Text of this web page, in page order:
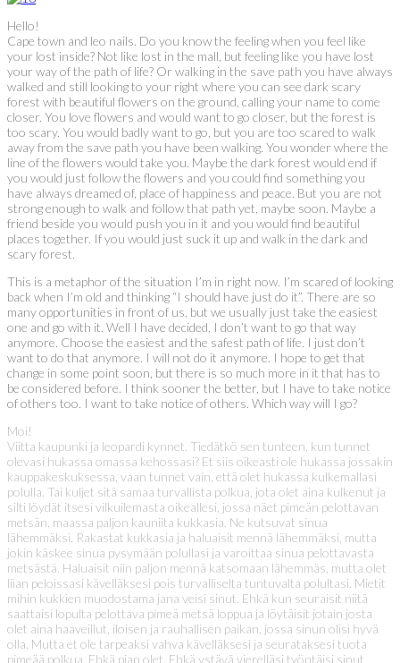
Hello!
Cape town and leo nails. Do you know the feeling when you feel like
your lost inside? Not like lost in the mall, but feeling like you have lost
your way of the path of life? Or walking in the save path you have always
walked and still looking to your right where you can see dark scary
forest with beautiful flowers on the ground, calling your name to come
closer. You love flowers and would want to go closer, but the forest is
too scary. You would badly want to go, but you are too scared to walk
away from the save path you have been walking. You wonder where the
line of the flowers would take you. Maybe the dark forest would end if
you would just follow the flowers and you could find something you
have always dreamed of, place of happiness and peace. But you are not
strong enough to walk and follow that path yet, maybe soon. Maybe a
friend beside you would push you in it and you would find beautiful
places together. If you would just suck it up and walk in the dark and
scary forest.
This is a metaphor of the situation I’m in right now. I’m scared of looking
back when I’m old and thinking “I should have just do it”. There are so
many opportunities in front of us, but we usually just take the easiest
one and go with it. Well I have decided, I don’t want to go that way
anymore. Choose the easiest and the safest path of life. I just don’t
want to do that anymore. I will not do it anymore. I hope to get that
change in some point soon, but there is so much more in it that has to
be considered before. I think sooner the better, but I have to take notice
of others too. I want to take notice of others. Which way will I go?
Moi!
Viitta kaupunki ja leopardi kynnet. Tiedätkö sen tunteen, kun tunnet
olevasi hukassa omassa kehossasi? Et siis oikeasti ole hukassa jossakin
kauppakeskuksessa, vaan tunnet vain, että olet hukassa kulkemallasi
polulla. Tai kuljet sitä samaa turvallista polkua, jota olet aina kulkenut ja
silti löydät itsesi vilkuilemasta oikeallesi, jossa näet pimeän pelottavan
metsän, maassa paljon kauniita kukkasia. Ne kutsuvat sinua
lähemmäksi. Rakastat kukkasia ja haluaisit mennä lähemmäksi, mutta
jokin käskee sinua pysymään polullasi ja varoittaa sinua pelottavasta
metsästä. Haluaisit niin paljon mennä katsomaan lähemmäs, mutta olet
liian peloissasi kävelläksesi pois turvalliselta tuntuvalta polultasi. Mietit
mihin kukkien muodostama jana veisi sinut. Ehkä kun seuraisit niitä
saattaisi lopulta pelottava pimeä metsä loppua ja löytäisit jotain josta
olet aina haaveillut, iloisen ja rauhallisen paikan, jossa sinun olisi hyvä
olla. Mutta et ole tarpeaksi vahva kävelläksesi ja seurataksesi tuota
pimeää polkua. Ehkä pian olet. Ehkä ystävä vierelläsi työntäisi sinut